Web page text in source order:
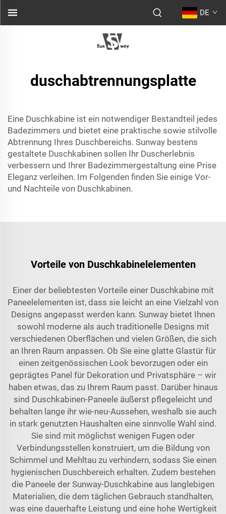
DE
duschabtrennungsplatte
Eine Duschkabine ist ein notwendiger Bestandteil jedes
Badezimmers und bietet eine praktische sowie stilvolle
Abtrennung Ihres Duschbereichs. Sunway bestens
gestaltete Duschkabinen sollen Ihr Duscherlebnis
verbessern und Ihrer Badezimmergestaltung eine Prise
Eleganz verleihen. Im Folgenden finden Sie einige Vor-
und Nachteile von Duschkabinen.
Vorteile von Duschkabinelelementen
Einer der beliebtesten Vorteile einer Duschkabine mit
Paneelelementen ist, dass sie leicht an eine Vielzahl von
Designs angepasst werden kann. Sunway bietet Ihnen
sowohl moderne als auch traditionelle Designs mit
verschiedenen Oberflächen und vielen Größen, die sich
an Ihren Raum anpassen. Ob Sie eine glatte Glastür für
einen zeitgenössischen Look bevorzugen oder ein
geprägtes Panel für Dekoration und Privatsphäre – wir
haben etwas, das zu Ihrem Raum passt. Darüber hinaus
sind Duschkabinen-Paneele äußerst pflegeleicht und
behalten lange ihr wie-neu-Aussehen, weshalb sie auch
in stark genutzten Haushalten eine sinnvolle Wahl sind.
Sie sind mit möglichst wenigen Fugen oder
Verbindungsstellen konstruiert, um die Bildung von
Schimmel und Mehltau zu verhindern, sodass Sie einen
hygienischen Duschbereich erhalten. Zudem bestehen
die Paneele der Sunway-Duschkabine aus langlebigen
Materialien, die dem täglichen Gebrauch standhalten,
was eine dauerhafte Leistung und eine hohe Wertigkeit